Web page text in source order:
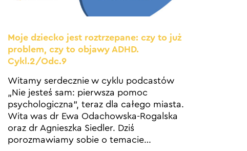
Moje dziecko jest roztrzepane: czy to już
problem, czy to objawy ADHD.
Cykl.2/Odc.9
Witamy serdecznie w cyklu podcastów
„Nie jesteś sam: pierwsza pomoc
psychologiczna”, teraz dla całego miasta.
Wita was dr Ewa Odachowska-Rogalska
oraz dr Agnieszka Siedler. Dziś
porozmawiamy sobie o temacie…